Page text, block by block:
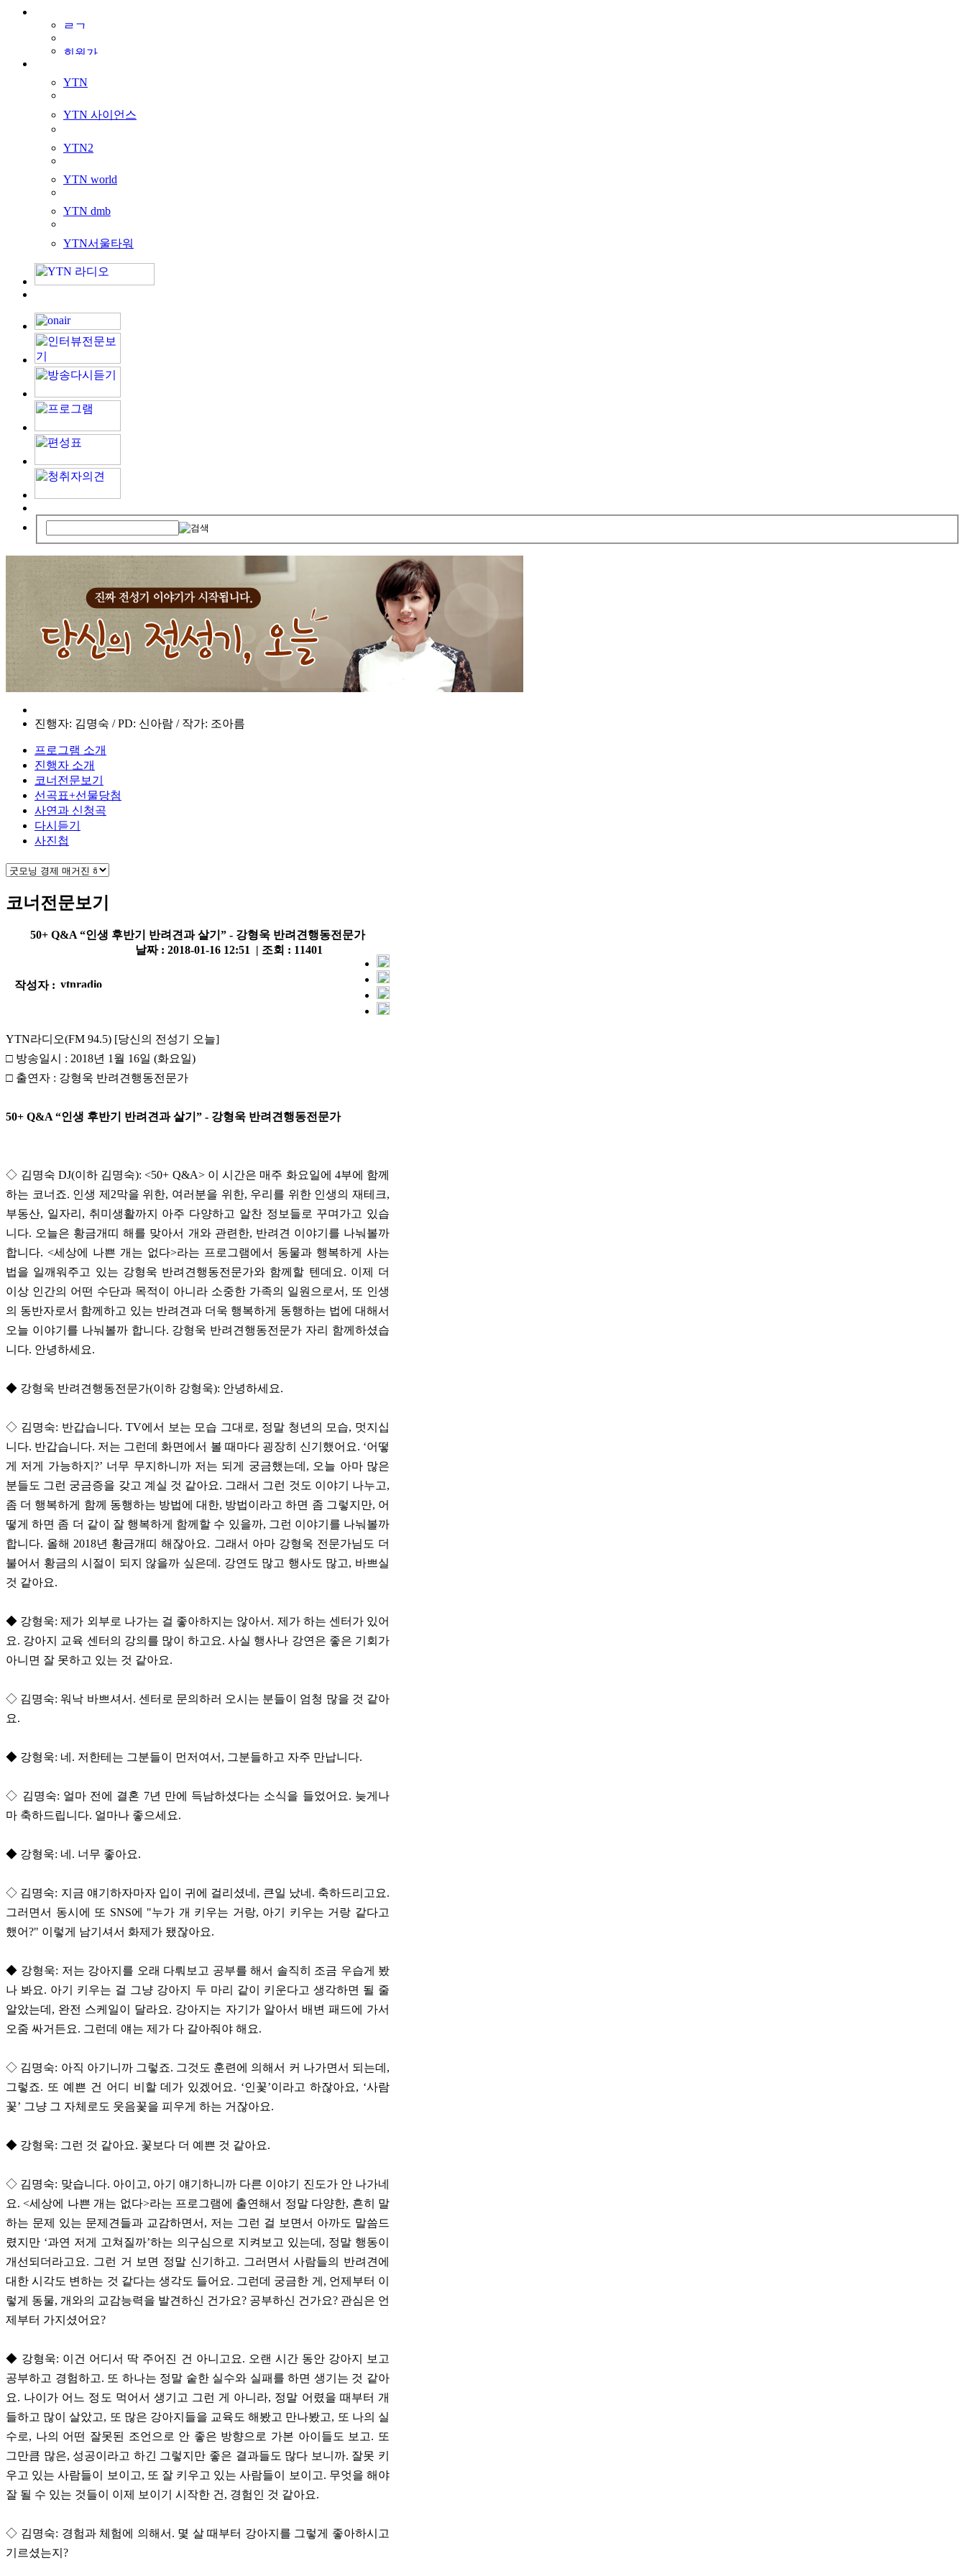
YTN
YTN 사이언스
YTN2
YTN world
YTN dmb
YTN서울타워
진행자: 김명숙 / PD: 신아람 / 작가: 조아름
프로그램 소개
진행자 소개
코너전문보기
선곡표+선물당첨
사연과 신청곡
다시듣기
사진첩
코너전문보기
50+ Q&A “인생 후반기 반려견과 살기” - 강형욱 반려견행동전문가
작성자 :
날짜 : 2018-01-16 12:51 | 조회 : 11401
YTN라디오(FM 94.5) [당신의 전성기 오늘]
□ 방송일시 : 2018년 1월 16일 (화요일)
□ 출연자 : 강형욱 반려견행동전문가
50+ Q&A “인생 후반기 반려견과 살기” - 강형욱 반려견행동전문가
◇ 김명숙 DJ(이하 김명숙): <50+ Q&A> 이 시간은 매주 화요일에 4부에 함께
하는 코너죠. 인생 제2막을 위한, 여러분을 위한, 우리를 위한 인생의 재테크,
부동산, 일자리, 취미생활까지 아주 다양하고 알찬 정보들로 꾸며가고 있습
니다. 오늘은 황금개띠 해를 맞아서 개와 관련한, 반려견 이야기를 나눠볼까
합니다. <세상에 나쁜 개는 없다>라는 프로그램에서 동물과 행복하게 사는
법을 일깨워주고 있는 강형욱 반려견행동전문가와 함께할 텐데요. 이제 더
이상 인간의 어떤 수단과 목적이 아니라 소중한 가족의 일원으로서, 또 인생
의 동반자로서 함께하고 있는 반려견과 더욱 행복하게 동행하는 법에 대해서
오늘 이야기를 나눠볼까 합니다. 강형욱 반려견행동전문가 자리 함께하셨습
니다. 안녕하세요.
◆ 강형욱 반려견행동전문가(이하 강형욱): 안녕하세요.
◇ 김명숙: 반갑습니다. TV에서 보는 모습 그대로, 정말 청년의 모습, 멋지십
니다. 반갑습니다. 저는 그런데 화면에서 볼 때마다 굉장히 신기했어요. ‘어떻
게 저게 가능하지?’ 너무 무지하니까 저는 되게 궁금했는데, 오늘 아마 많은
분들도 그런 궁금증을 갖고 계실 것 같아요. 그래서 그런 것도 이야기 나누고,
좀 더 행복하게 함께 동행하는 방법에 대한, 방법이라고 하면 좀 그렇지만, 어
떻게 하면 좀 더 같이 잘 행복하게 함께할 수 있을까, 그런 이야기를 나눠볼까
합니다. 올해 2018년 황금개띠 해잖아요. 그래서 아마 강형욱 전문가님도 더
불어서 황금의 시절이 되지 않을까 싶은데. 강연도 많고 행사도 많고, 바쁘실
것 같아요.
◆ 강형욱: 제가 외부로 나가는 걸 좋아하지는 않아서. 제가 하는 센터가 있어
요. 강아지 교육 센터의 강의를 많이 하고요. 사실 행사나 강연은 좋은 기회가
아니면 잘 못하고 있는 것 같아요.
◇ 김명숙: 워낙 바쁘셔서. 센터로 문의하러 오시는 분들이 엄청 많을 것 같아
요.
◆ 강형욱: 네. 저한테는 그분들이 먼저여서, 그분들하고 자주 만납니다.
◇ 김명숙: 얼마 전에 결혼 7년 만에 득남하셨다는 소식을 들었어요. 늦게나
마 축하드립니다. 얼마나 좋으세요.
◆ 강형욱: 네. 너무 좋아요.
◇ 김명숙: 지금 얘기하자마자 입이 귀에 걸리셨네, 큰일 났네. 축하드리고요.
그러면서 동시에 또 SNS에 "누가 개 키우는 거랑, 아기 키우는 거랑 같다고
했어?" 이렇게 남기셔서 화제가 됐잖아요.
◆ 강형욱: 저는 강아지를 오래 다뤄보고 공부를 해서 솔직히 조금 우습게 봤
나 봐요. 아기 키우는 걸 그냥 강아지 두 마리 같이 키운다고 생각하면 될 줄
알았는데, 완전 스케일이 달라요. 강아지는 자기가 알아서 배변 패드에 가서
오줌 싸거든요. 그런데 얘는 제가 다 갈아줘야 해요.
◇ 김명숙: 아직 아기니까 그렇죠. 그것도 훈련에 의해서 커 나가면서 되는데,
그렇죠. 또 예쁜 건 어디 비할 데가 있겠어요. ‘인꽃’이라고 하잖아요, ‘사람
꽃’ 그냥 그 자체로도 웃음꽃을 피우게 하는 거잖아요.
◆ 강형욱: 그런 것 같아요. 꽃보다 더 예쁜 것 같아요.
◇ 김명숙: 맞습니다. 아이고, 아기 얘기하니까 다른 이야기 진도가 안 나가네
요. <세상에 나쁜 개는 없다>라는 프로그램에 출연해서 정말 다양한, 흔히 말
하는 문제 있는 문제견들과 교감하면서, 저는 그런 걸 보면서 아까도 말씀드
렸지만 ‘과연 저게 고쳐질까’하는 의구심으로 지켜보고 있는데, 정말 행동이
개선되더라고요. 그런 거 보면 정말 신기하고. 그러면서 사람들의 반려견에
대한 시각도 변하는 것 같다는 생각도 들어요. 그런데 궁금한 게, 언제부터 이
렇게 동물, 개와의 교감능력을 발견하신 건가요? 공부하신 건가요? 관심은 언
제부터 가지셨어요?
◆ 강형욱: 이건 어디서 딱 주어진 건 아니고요. 오랜 시간 동안 강아지 보고
공부하고 경험하고. 또 하나는 정말 숱한 실수와 실패를 하면 생기는 것 같아
요. 나이가 어느 정도 먹어서 생기고 그런 게 아니라, 정말 어렸을 때부터 개
들하고 많이 살았고, 또 많은 강아지들을 교육도 해봤고 만나봤고, 또 나의 실
수로, 나의 어떤 잘못된 조언으로 안 좋은 방향으로 가본 아이들도 보고. 또
그만큼 많은, 성공이라고 하긴 그렇지만 좋은 결과들도 많다 보니까. 잘못 키
우고 있는 사람들이 보이고, 또 잘 키우고 있는 사람들이 보이고. 무엇을 해야
잘 될 수 있는 것들이 이제 보이기 시작한 건, 경험인 것 같아요.
◇ 김명숙: 경험과 체험에 의해서. 몇 살 때부터 강아지를 그렇게 좋아하시고
기르셨는지?